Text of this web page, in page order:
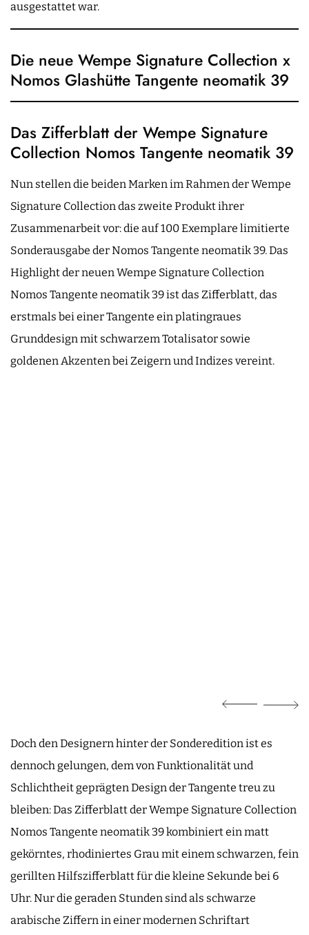
ausgestattet war.
Die neue Wempe Signature Collection x
Nomos Glashütte Tangente neomatik 39
Das Zifferblatt der Wempe Signature
Collection Nomos Tangente neomatik 39
Nun stellen die beiden Marken im Rahmen der Wempe
Signature Collection das zweite Produkt ihrer
Zusammenarbeit vor: die auf 100 Exemplare limitierte
Sonderausgabe der Nomos Tangente neomatik 39. Das
Highlight der neuen Wempe Signature Collection
Nomos Tangente neomatik 39 ist das Zifferblatt, das
erstmals bei einer Tangente ein platingraues
Grunddesign mit schwarzem Totalisator sowie
goldenen Akzenten bei Zeigern und Indizes vereint.
Doch den Designern hinter der Sonderedition ist es
dennoch gelungen, dem von Funktionalität und
Schlichtheit geprägten Design der Tangente treu zu
bleiben: Das Zifferblatt der Wempe Signature Collection
Nomos Tangente neomatik 39 kombiniert ein matt
gekörntes, rhodiniertes Grau mit einem schwarzen, fein
gerillten Hilfszifferblatt für die kleine Sekunde bei 6
Uhr. Nur die geraden Stunden sind als schwarze
arabische Ziffern in einer modernen Schriftart